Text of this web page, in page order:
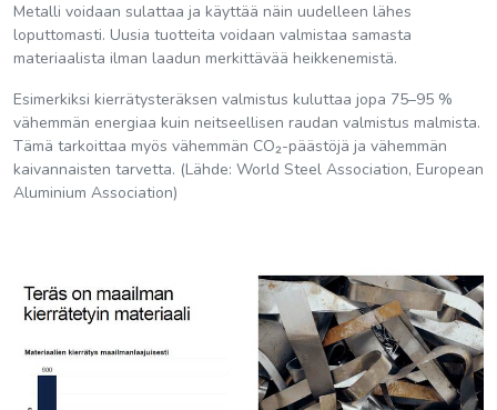
Metalli voidaan sulattaa ja käyttää näin uudelleen lähes
loputtomasti. Uusia tuotteita voidaan valmistaa samasta
materiaalista ilman laadun merkittävää heikkenemistä.
Esimerkiksi kierrätysteräksen valmistus kuluttaa jopa 75–95 %
vähemmän energiaa kuin neitseellisen raudan valmistus malmista.
Tämä tarkoittaa myös vähemmän CO₂-päästöjä ja vähemmän
kaivannaisten tarvetta. (Lähde: World Steel Association, European
Aluminium Association)